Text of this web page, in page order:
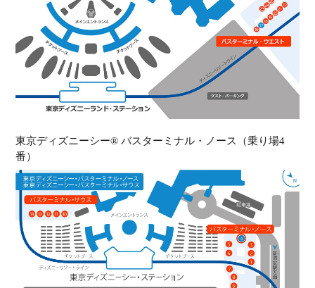
東京ディズニーシー® バスターミナル・ノース（乗り場4
番）